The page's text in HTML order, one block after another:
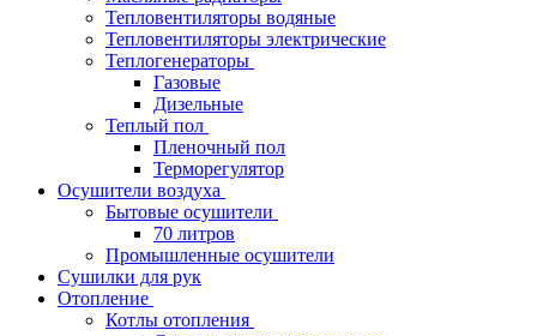
Тепловентиляторы водяные
Тепловентиляторы электрические
Теплогенераторы
Газовые
Дизельные
Теплый пол
Пленочный пол
Терморегулятор
Осушители воздуха
Бытовые осушители
70 литров
Промышленные осушители
Сушилки для рук
Отопление
Котлы отопления